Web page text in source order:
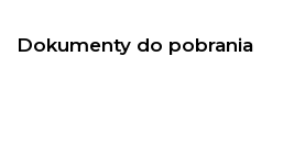
Dokumenty do pobrania